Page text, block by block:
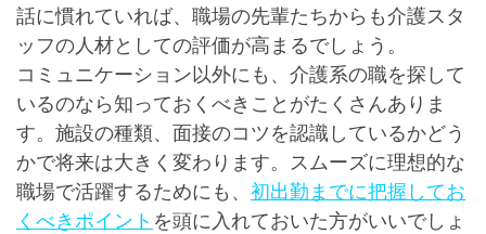
話に慣れていれば、職場の先輩たちからも介護スタ
ッフの人材としての評価が高まるでしょう。
コミュニケーション以外にも、介護系の職を探して
いるのなら知っておくべきことがたくさんありま
す。施設の種類、面接のコツを認識しているかどう
かで将来は大きく変わります。スムーズに理想的な
職場で活躍するためにも、 初出勤までに把握してお
くべきポイント を頭に入れておいた方がいいでしょ